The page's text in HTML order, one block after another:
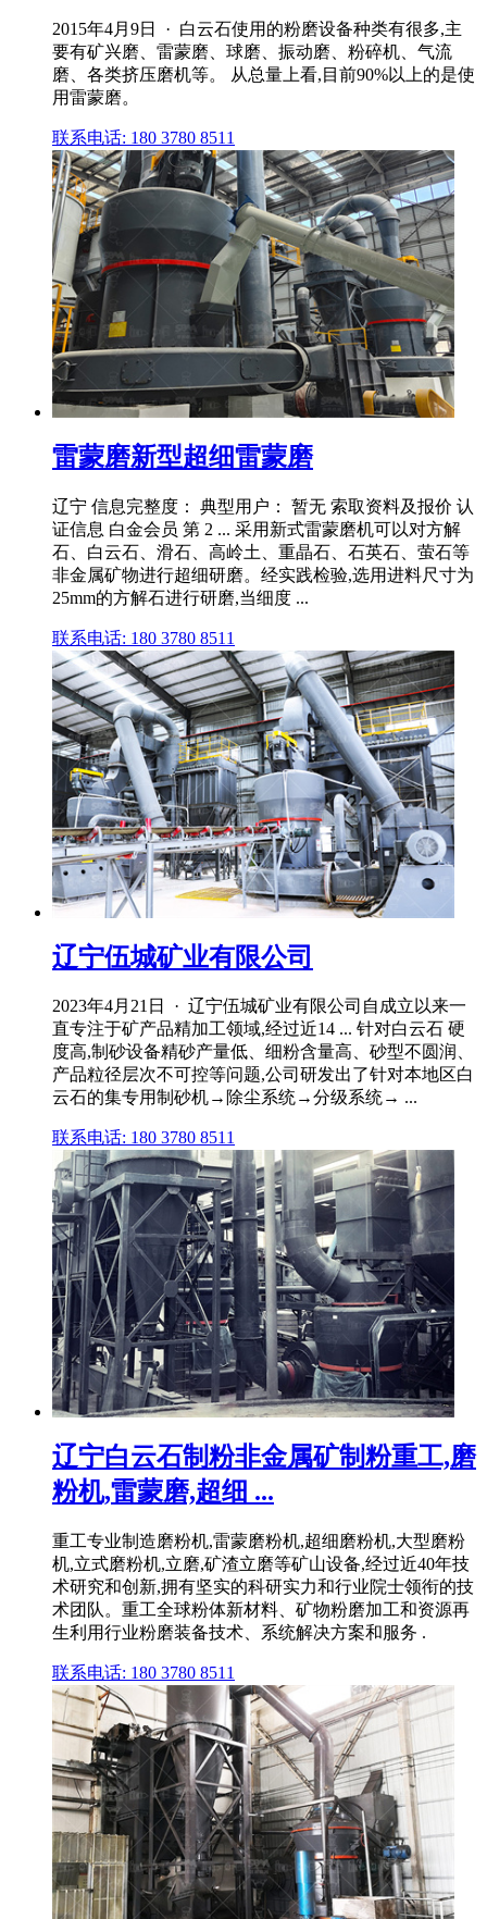
2015年4月9日 · 白云石使用的粉磨设备种类有很多,主
要有矿兴磨、雷蒙磨、球磨、振动磨、粉碎机、气流
磨、各类挤压磨机等。 从总量上看,目前90%以上的是使
用雷蒙磨。
联系电话: 180 3780 8511
雷蒙磨新型超细雷蒙磨
辽宁 信息完整度： 典型用户： 暂无 索取资料及报价 认
证信息 白金会员 第 2 ... 采用新式雷蒙磨机可以对方解
石、白云石、滑石、高岭土、重晶石、石英石、萤石等
非金属矿物进行超细研磨。经实践检验,选用进料尺寸为
25mm的方解石进行研磨,当细度 ...
联系电话: 180 3780 8511
辽宁伍城矿业有限公司
2023年4月21日 · 辽宁伍城矿业有限公司自成立以来一
直专注于矿产品精加工领域,经过近14 ... 针对白云石 硬
度高,制砂设备精砂产量低、细粉含量高、砂型不圆润、
产品粒径层次不可控等问题,公司研发出了针对本地区白
云石的集专用制砂机→除尘系统→分级系统→ ...
联系电话: 180 3780 8511
辽宁白云石制粉非金属矿制粉重工,磨
粉机,雷蒙磨,超细 ...
重工专业制造磨粉机,雷蒙磨粉机,超细磨粉机,大型磨粉
机,立式磨粉机,立磨,矿渣立磨等矿山设备,经过近40年技
术研究和创新,拥有坚实的科研实力和行业院士领衔的技
术团队。重工全球粉体新材料、矿物粉磨加工和资源再
生利用行业粉磨装备技术、系统解决方案和服务 .
联系电话: 180 3780 8511